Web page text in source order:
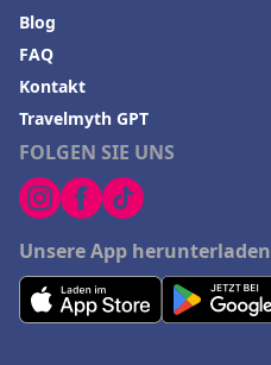
FOLGEN SIE UNS
Unsere App herunterladen
Blog
FAQ
Kontakt
Travelmyth GPT